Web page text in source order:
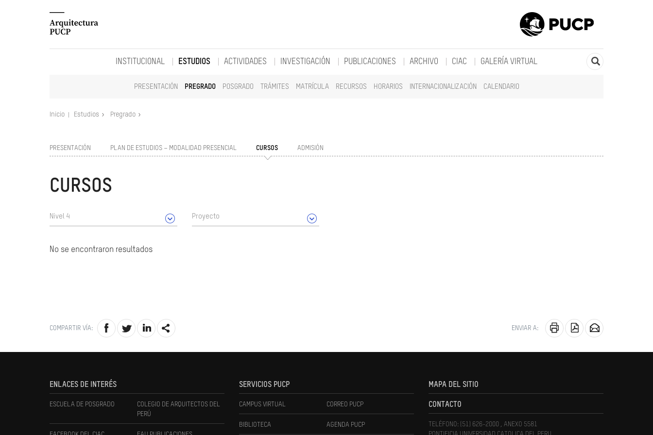
INSTITUCIONAL ESTUDIOS
PRESENTACIÓN PREGRADO POSGRADO TRÁMITES MATRÍCULA RECURSOS HORARIOS INTERNACIONALIZACIÓN CALENDARIO
ACTIVIDADES INVESTIGACIÓN PUBLICACIONES ARCHIVO CIAC GALERÍA VIRTUAL
Inicio Estudios Pregrado
PRESENTACIÓN PLAN DE ESTUDIOS – MODALIDAD PRESENCIAL CURSOS ADMISIÓN
CURSOS
Nivel 4 Proyecto
No se encontraron resultados
COMPARTIR VÍA: ENVIAR A:
ENLACES DE INTERÉS
ESCUELA DE POSGRADO
COLEGIO DE ARQUITECTOS DEL
PERÚ
SERVICIOS PUCP
CAMPUS VIRTUAL CORREO PUCP
BIBLIOTECA AGENDA PUCP
MAPA DEL SITIO
CONTACTO
TELÉFONO: (51) 626-2000 , ANEXO 5581